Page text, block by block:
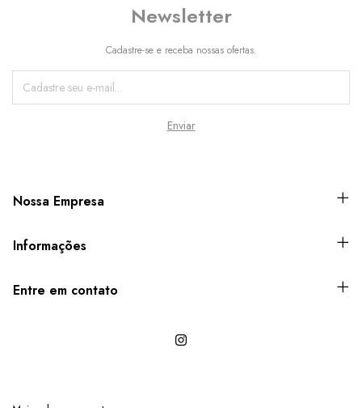
Newsletter
Cadastre-se e receba nossas ofertas.
Nossa Empresa
Informações
Entre em contato